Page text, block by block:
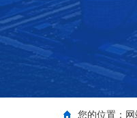
您的位置：